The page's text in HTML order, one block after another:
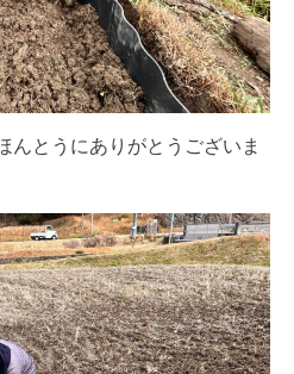
んとうにありがとうございま